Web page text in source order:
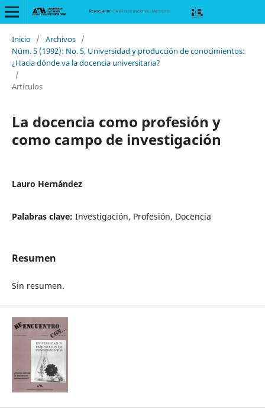
Inicio / Archivos /
Núm. 5 (1992): No. 5, Universidad y producción de conocimientos:
¿Hacia dónde va la docencia universitaria?
/
Artículos
La docencia como profesión y
como campo de investigación
Lauro Hernández
Palabras clave: Investigación, Profesión, Docencia
Resumen
Sin resumen.